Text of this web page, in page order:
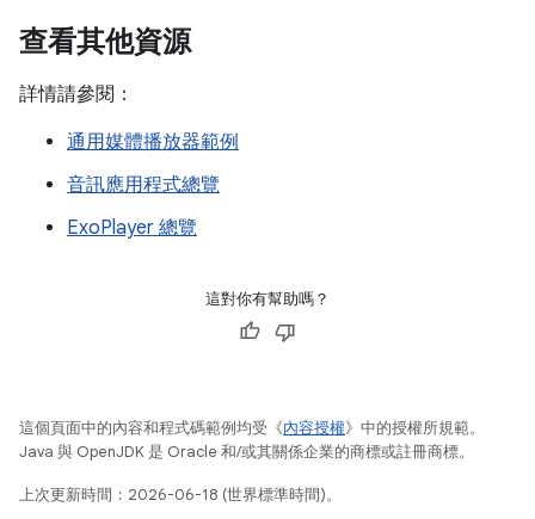
查看其他資源
詳情請參閱：
通用媒體播放器範例
音訊應用程式總覽
ExoPlayer 總覽
這對你有幫助嗎？
這個頁面中的內容和程式碼範例均受《內容授權》中的授權所規範。
Java 與 OpenJDK 是 Oracle 和/或其關係企業的商標或註冊商標。
上次更新時間：2026-06-18 (世界標準時間)。